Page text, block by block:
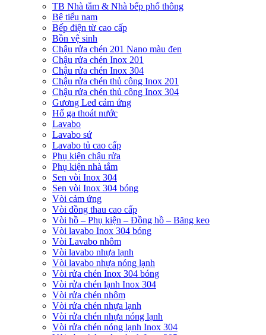
TB Nhà tắm & Nhà bếp phổ thông
Bệ tiểu nam
Bếp điện từ cao cấp
Bồn vệ sinh
Chậu rửa chén 201 Nano màu đen
Chậu rửa chén Inox 201
Chậu rửa chén Inox 304
Chậu rửa chén thủ công Inox 201
Chậu rửa chén thủ công Inox 304
Gương Led cảm ứng
Hố ga thoát nước
Lavabo
Lavabo sứ
Lavabo tủ cao cấp
Phụ kiện chậu rửa
Phụ kiện nhà tắm
Sen vòi Inox 304
Sen vòi Inox 304 bóng
Vòi cảm ứng
Vòi đồng thau cao cấp
Vòi hồ – Phụ kiện – Đồng hồ – Băng keo
Vòi lavabo Inox 304 bóng
Vòi Lavabo nhôm
Vòi lavabo nhựa lạnh
Vòi lavabo nhựa nóng lạnh
Vòi rửa chén Inox 304 bóng
Vòi rửa chén lạnh Inox 304
Vòi rửa chén nhôm
Vòi rửa chén nhựa lạnh
Vòi rửa chén nhựa nóng lạnh
Vòi rửa chén nóng lạnh Inox 304